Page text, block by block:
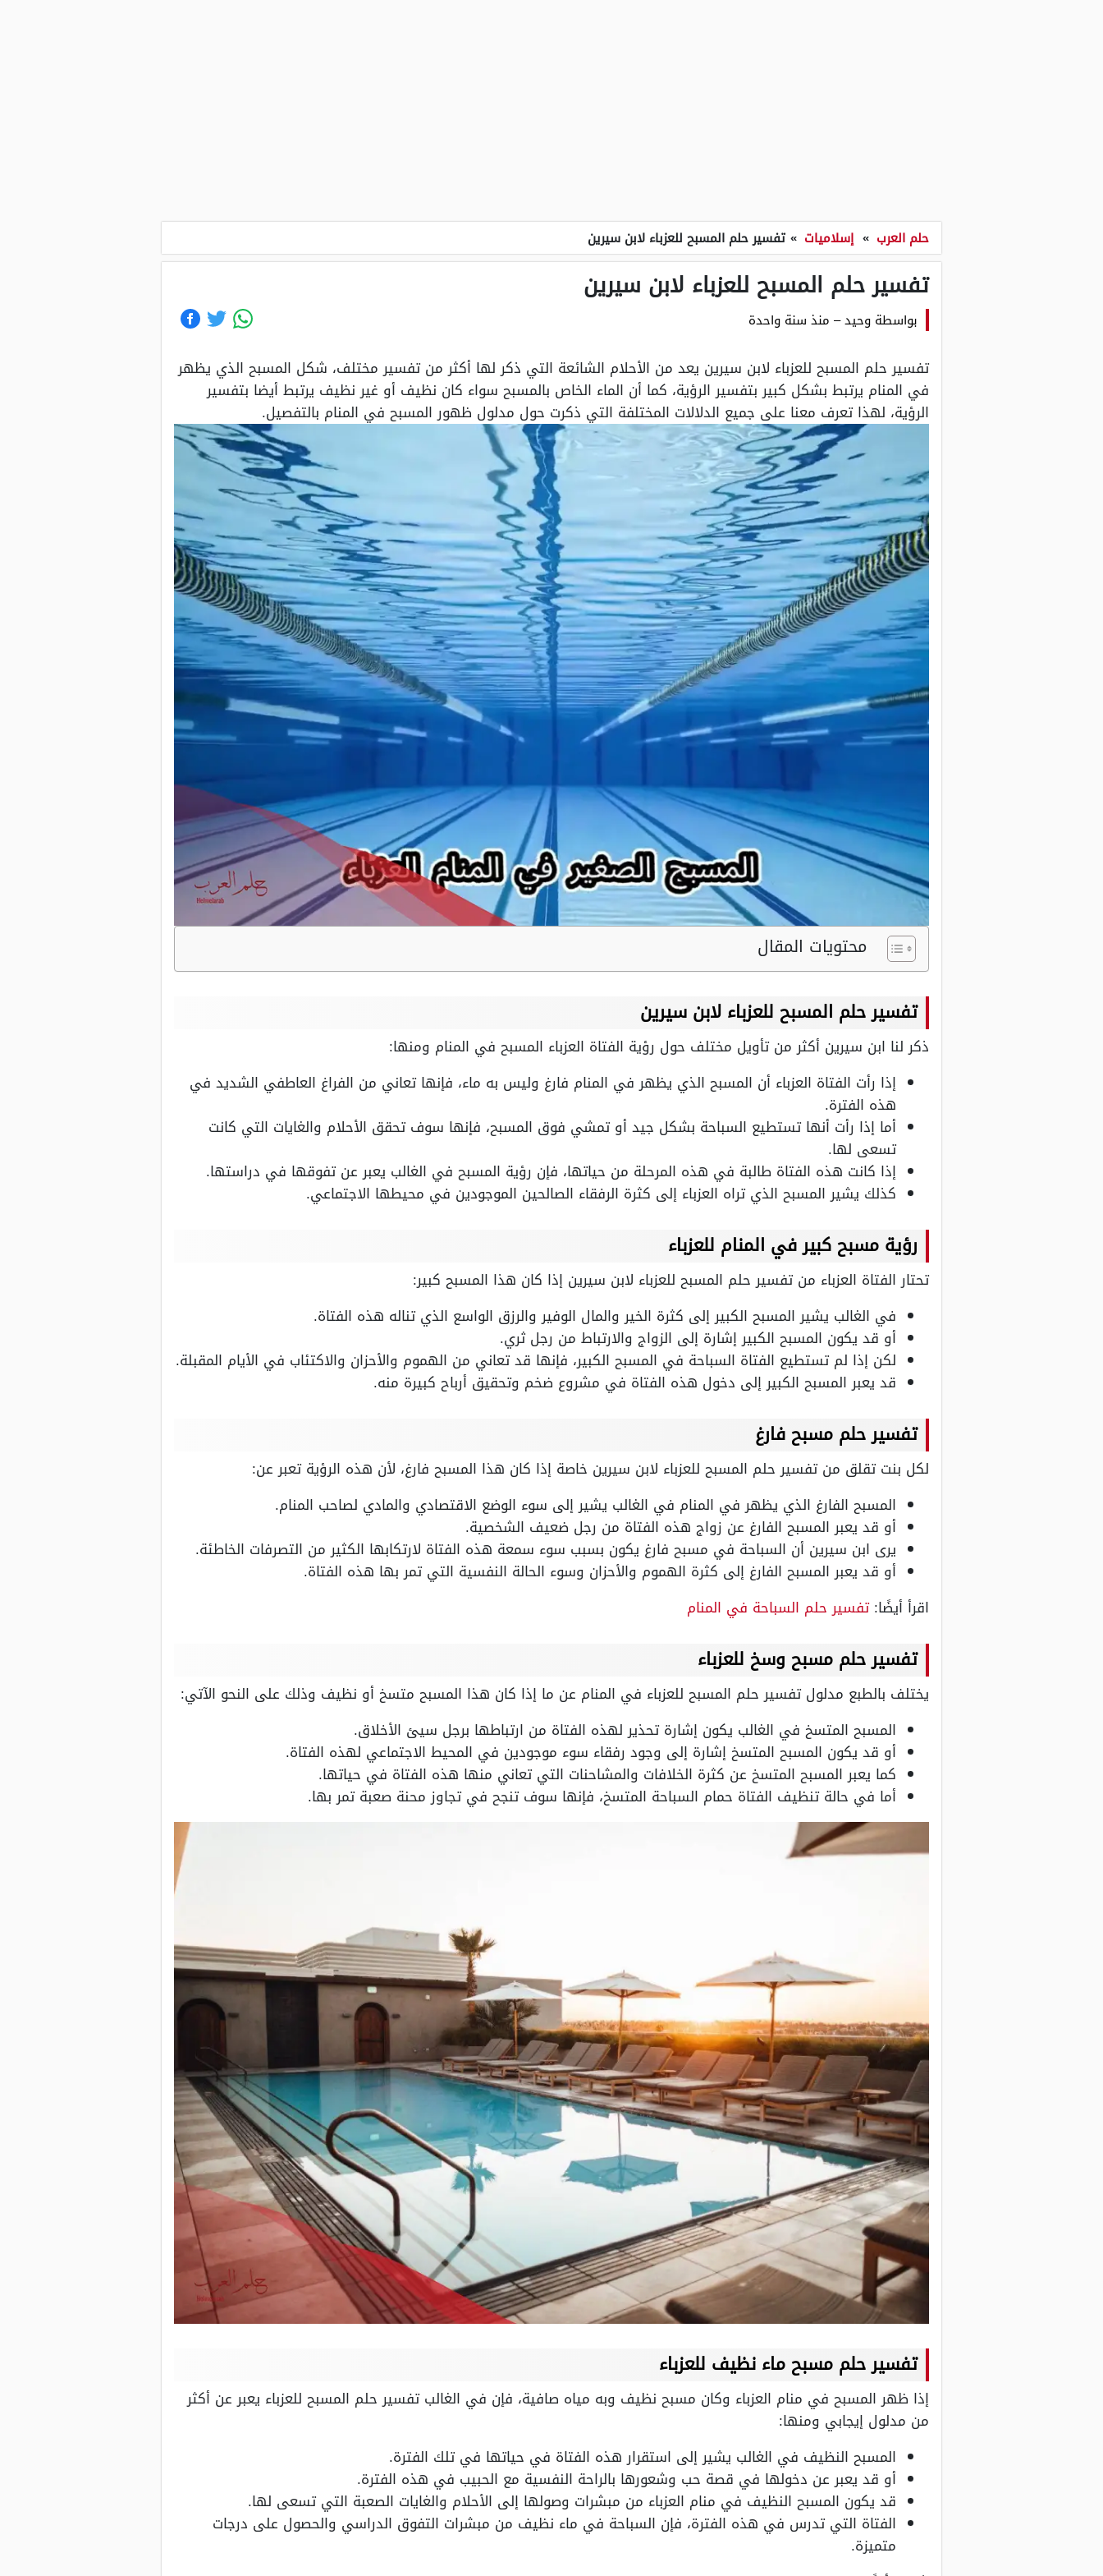
حلم العرب » إسلاميات » تفسير حلم المسبح للعزباء لابن سيرين
تفسير حلم المسبح للعزباء لابن سيرين
بواسطة وحيد– منذ سنة واحدة
تفسير حلم المسبح للعزباء لابن سيرين يعد من الأحلام الشائعة التي ذكر لها أكثر من تفسير مختلف، شكل المسبح الذي يظهر
في المنام يرتبط بشكل كبير بتفسير الرؤية، كما أن الماء الخاص بالمسبح سواء كان نظيف أو غير نظيف يرتبط أيضا بتفسير
الرؤية، لهذا تعرف معنا على جميع الدلالات المختلفة التي ذكرت حول مدلول ظهور المسبح في المنام بالتفصيل.
محتويات المقال
تفسير حلم المسبح للعزباء لابن سيرين
ذكر لنا ابن سيرين أكثر من تأويل مختلف حول رؤية الفتاة العزباء المسبح في المنام ومنها:
إذا رأت الفتاة العزباء أن المسبح الذي يظهر في المنام فارغ وليس به ماء، فإنها تعاني من الفراغ العاطفي الشديد في
هذه الفترة.
أما إذا رأت أنها تستطيع السباحة بشكل جيد أو تمشي فوق المسبح، فإنها سوف تحقق الأحلام والغايات التي كانت
تسعى لها.
إذا كانت هذه الفتاة طالبة في هذه المرحلة من حياتها، فإن رؤية المسبح في الغالب يعبر عن تفوقها في دراستها.
كذلك يشير المسبح الذي تراه العزباء إلى كثرة الرفقاء الصالحين الموجودين في محيطها الاجتماعي.
رؤية مسبح كبير في المنام للعزباء
تحتار الفتاة العزباء من تفسير حلم المسبح للعزباء لابن سيرين إذا كان هذا المسبح كبير:
في الغالب يشير المسبح الكبير إلى كثرة الخير والمال الوفير والرزق الواسع الذي تناله هذه الفتاة.
أو قد يكون المسبح الكبير إشارة إلى الزواج والارتباط من رجل ثري.
لكن إذا لم تستطيع الفتاة السباحة في المسبح الكبير، فإنها قد تعاني من الهموم والأحزان والاكتئاب في الأيام المقبلة.
قد يعبر المسبح الكبير إلى دخول هذه الفتاة في مشروع ضخم وتحقيق أرباح كبيرة منه.
تفسير حلم مسبح فارغ
لكل بنت تقلق من تفسير حلم المسبح للعزباء لابن سيرين خاصة إذا كان هذا المسبح فارغ، لأن هذه الرؤية تعبر عن:
المسبح الفارغ الذي يظهر في المنام في الغالب يشير إلى سوء الوضع الاقتصادي والمادي لصاحب المنام.
أو قد يعبر المسبح الفارغ عن زواج هذه الفتاة من رجل ضعيف الشخصية.
يرى ابن سيرين أن السباحة في مسبح فارغ يكون بسبب سوء سمعة هذه الفتاة لارتكابها الكثير من التصرفات الخاطئة.
أو قد يعبر المسبح الفارغ إلى كثرة الهموم والأحزان وسوء الحالة النفسية التي تمر بها هذه الفتاة.
اقرأ أيضًا:تفسير حلم السباحة في المنام
تفسير حلم مسبح وسخ للعزباء
يختلف بالطبع مدلول تفسير حلم المسبح للعزباء في المنام عن ما إذا كان هذا المسبح متسخ أو نظيف وذلك على النحو الآتي:
المسبح المتسخ في الغالب يكون إشارة تحذير لهذه الفتاة من ارتباطها برجل سيئ الأخلاق.
أو قد يكون المسبح المتسخ إشارة إلى وجود رفقاء سوء موجودين في المحيط الاجتماعي لهذه الفتاة.
كما يعبر المسبح المتسخ عن كثرة الخلافات والمشاحنات التي تعاني منها هذه الفتاة في حياتها.
أما في حالة تنظيف الفتاة حمام السباحة المتسخ، فإنها سوف تنجح في تجاوز محنة صعبة تمر بها.
تفسير حلم مسبح ماء نظيف للعزباء
إذا ظهر المسبح في منام العزباء وكان مسبح نظيف وبه مياه صافية، فإن في الغالب تفسير حلم المسبح للعزباء يعبر عن أكثر
من مدلول إيجابي ومنها:
المسبح النظيف في الغالب يشير إلى استقرار هذه الفتاة في حياتها في تلك الفترة.
أو قد يعبر عن دخولها في قصة حب وشعورها بالراحة النفسية مع الحبيب في هذه الفترة.
قد يكون المسبح النظيف في منام العزباء من مبشرات وصولها إلى الأحلام والغايات الصعبة التي تسعى لها.
الفتاة التي تدرس في هذه الفترة، فإن السباحة في ماء نظيف من مبشرات التفوق الدراسي والحصول على درجات
متميزة.